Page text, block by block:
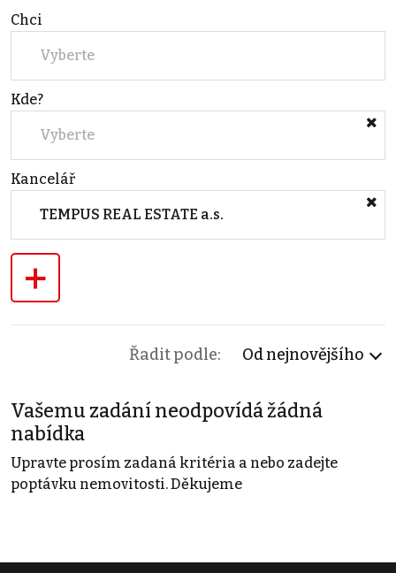
Chci
Vyberte
Kde?
Vyberte
Kancelář
TEMPUS REAL ESTATE a.s.
+
Řadit podle: Od nejnovějšího
Vašemu zadání neodpovídá žádná
nabídka
Upravte prosím zadaná kritéria a nebo zadejte
poptávku nemovitosti. Děkujeme